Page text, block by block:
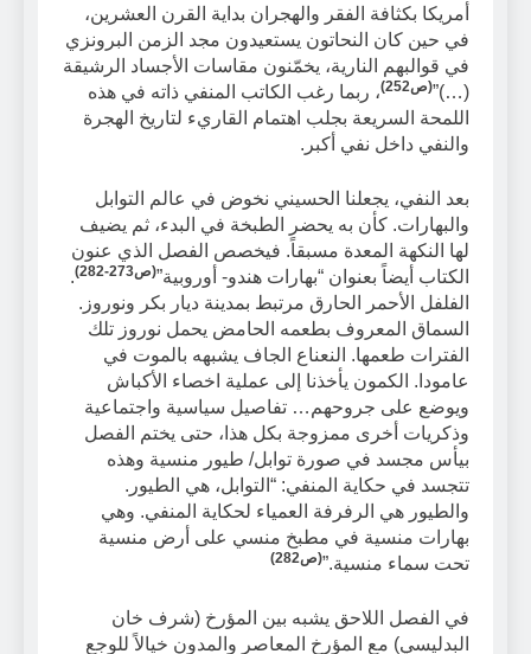
أمريكا بكثافة الفقر والهجران بداية القرن العشرين،
في حين كان النحاتون يستعيدون مجد الزمن البرونزي
في قوالبهم النارية، يخمّنون مقاسات الأجساد الرشيقة
(…)”(ص252)
، ربما رغب الكاتب المنفي ذاته في هذه
اللمحة السريعة بجلب اهتمام القاريء لتاريخ الهجرة
والنفي داخل نفي أكبر.
بعد النفي، يجعلنا الحسيني نخوض في عالم التوابل
والبهارات. كأن به يحضر الطبخة في البدء، ثم يضيف
لها النكهة المعدة مسبقاً. فيخصص الفصل الذي عنون
الكتاب أيضاً بعنوان “بهارات هندو- أوروبية”(ص273-282)
.
الفلفل الأحمر الحارق مرتبط بمدينة ديار بكر ونوروز.
السماق المعروف بطعمه الحامض يحمل نوروز تلك
الفترات طعمها. النعناع الجاف يشبهه بالموت في
عامودا. الكمون يأخذنا إلى عملية اخصاء الأكباش
ويوضع على جروحهم… تفاصيل سياسية واجتماعية
وذكريات أخرى ممزوجة بكل هذا، حتى يختم الفصل
بيأس مجسد في صورة توابل/ طيور منسية وهذه
تتجسد في حكاية المنفي: “التوابل، هي الطيور.
والطيور هي الرفرفة العمياء لحكاية المنفي. وهي
بهارات منسية في مطبخ منسي على أرض منسية
تحت سماء منسية.”(ص282)
في الفصل اللاحق يشبه بين المؤرخ (شرف خان
البدليسي) مع المؤرخ المعاصر والمدون خيالاً للوجع